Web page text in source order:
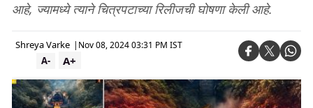
आहे, ज्यामध्ये त्याने चित्रपटाच्या रिलीजची घोषणा केली आहे.
Shreya Varke | Nov 08, 2024 03:31 PM IST
A+
A-